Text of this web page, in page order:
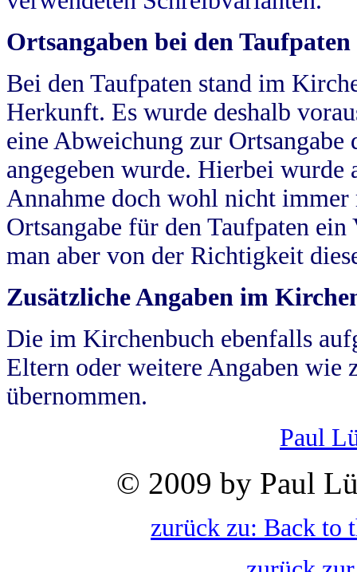
Ortsangaben bei den Taufpaten
Bei den Taufpaten stand im
Herkunft. Es wurde deshalb
eine Abweichung zur
angegeben wurde. Hierbei wurde
Annahme doch wohl nicht
Ortsangabe für den Taufpaten
man aber von der Richtigkeit
Zusätzliche Angaben im
Die im Kirchenbuch ebenfalls
Eltern oder weitere Angaben wie
übernommen.
Paul
© 2009 by Paul
zurück zu: Back to